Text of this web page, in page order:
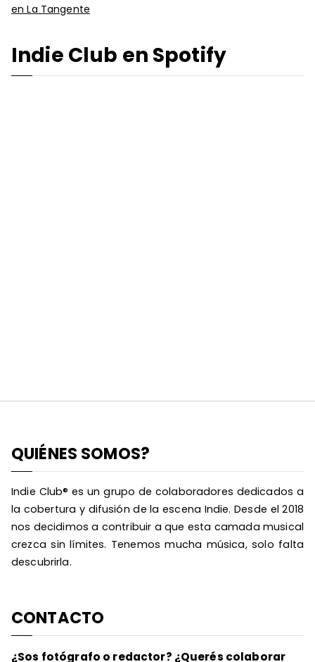
en La Tangente
Indie Club en Spotify
QUIÉNES SOMOS?
Indie Club® es un grupo de colaboradores dedicados a
la cobertura y difusión de la escena Indie. Desde el 2018
nos decidimos a contribuir a que esta camada musical
crezca sin límites. Tenemos mucha música, solo falta
descubrirla.
CONTACTO
¿Sos fotógrafo o redactor? ¿Querés colaborar